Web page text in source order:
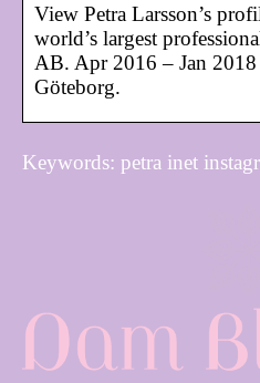
View Petra Larsson’s
world’s largest
AB. Apr 2016 – Jan
Göteborg.
Keywords: petra inet